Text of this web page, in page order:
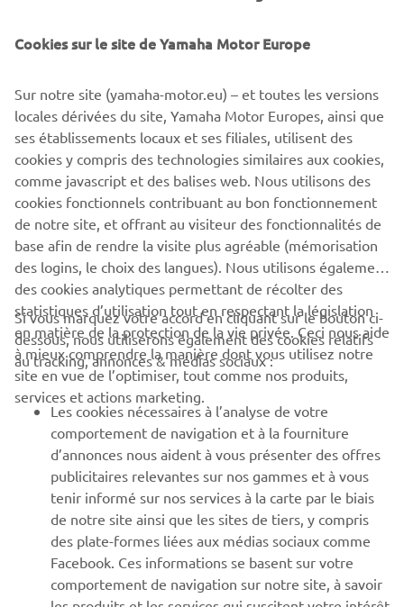
handmade and raw, and most appropriately was definitely
was born and the two have been busy over the last few
months adding their Bunker Custom style to the Yamaha
XSR700, delivering a rugged, tracker style machine that
looks ready to tackle the beaches, mountain roads and
anything else you want to throw at it.
CORPORATE
BUSINESS
PLUS YAMAHA
SUPPORT
NEWSLETTER
Découvrez en exclusivité les dernières offres, les événements
spéciaux, les nouveautés et bien plus encore
Cookies sur le site de Yamaha Motor Europe
Sur notre site (yamaha-motor.eu) – et toutes les versions
locales dérivées du site, Yamaha Motor Europes, ainsi que
ses établissements locaux et ses filiales, utilisent des
cookies y compris des technologies similaires aux cookies,
comme javascript et des balises web. Nous utilisons des
cookies fonctionnels contribuant au bon fonctionnement
de notre site, et offrant au visiteur des fonctionnalités de
base afin de rendre la visite plus agréable (mémorisation
des logins, le choix des langues). Nous utilisons également
des cookies analytiques permettant de récolter des
statistiques d’utilisation tout en respectant la législation
en matière de la protection de la vie privée. Ceci nous aide
à mieux comprendre la manière dont vous utilisez notre
site en vue de l’optimiser, tout comme nos produits,
services et actions marketing.
Si vous marquez votre accord en cliquant sur le bouton ci-
dessous, nous utiliserons également des cookies relatifs
au tracking, annonces & médias sociaux :
Les cookies nécessaires à l’analyse de votre
comportement de navigation et à la fourniture
d’annonces nous aident à vous présenter des offres
publicitaires relevantes sur nos gammes et à vous
tenir informé sur nos services à la carte par le biais
de notre site ainsi que les sites de tiers, y compris
des plate-formes liées aux médias sociaux comme
Facebook. Ces informations se basent sur votre
comportement de navigation sur notre site, à savoir